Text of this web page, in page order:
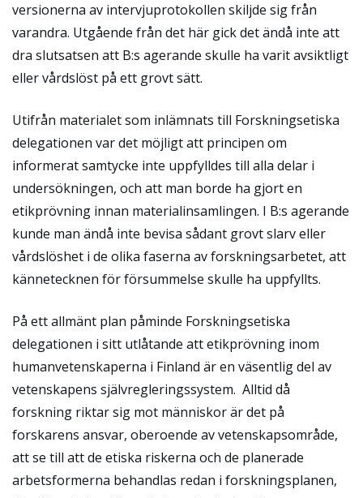
versionerna av intervjuprotokollen skiljde sig från
varandra. Utgående från det här gick det ändå inte att
dra slutsatsen att B:s agerande skulle ha varit avsiktligt
eller vårdslöst på ett grovt sätt.
Utifrån materialet som inlämnats till Forskningsetiska
delegationen var det möjligt att principen om
informerat samtycke inte uppfylldes till alla delar i
undersökningen, och att man borde ha gjort en
etikprövning innan materialinsamlingen. I B:s agerande
kunde man ändå inte bevisa sådant grovt slarv eller
vårdslöshet i de olika faserna av forskningsarbetet, att
kännetecknen för försummelse skulle ha uppfyllts.
På ett allmänt plan påminde Forskningsetiska
delegationen i sitt utlåtande att etikprövning inom
humanvetenskaperna i Finland är en väsentlig del av
vetenskapens självregleringssystem. Alltid då
forskning riktar sig mot människor är det på
forskarens ansvar, oberoende av vetenskapsområde,
att se till att de etiska riskerna och de planerade
arbetsformerna behandlas redan i forskningsplanen,